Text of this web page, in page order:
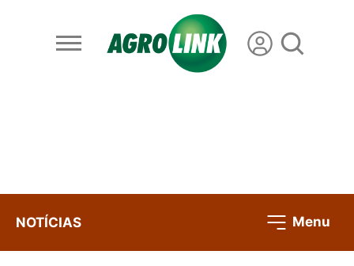
NOTÍCIAS Menu